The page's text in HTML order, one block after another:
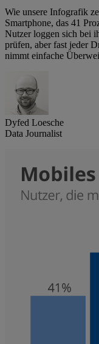
Wie unsere Infografik
Smartphone, das 41
Nutzer loggen sich bei
prüfen, aber fast jeder
nimmt einfache
Dyfed Loesche
Data Journalist